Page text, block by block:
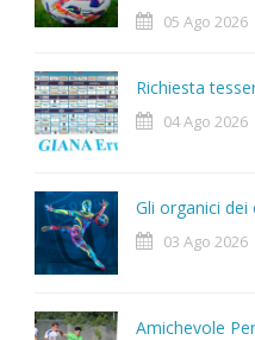
05 Ago 2026
Richiesta
04 Ago 2026
Gli organici
03 Ago 2026
Amichevole